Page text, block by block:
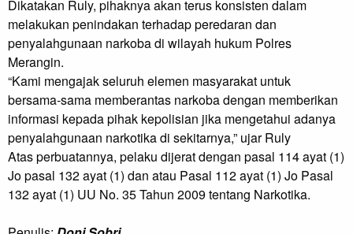
Dikatakan Ruly, pihaknya akan terus konsisten dalam
melakukan penindakan terhadap peredaran dan
penyalahgunaan narkoba di wilayah hukum Polres
Merangin.
“Kami mengajak seluruh elemen masyarakat untuk
bersama-sama memberantas narkoba dengan memberikan
informasi kepada pihak kepolisian jika mengetahui adanya
penyalahgunaan narkotika di sekitarnya,” ujar Ruly
Atas perbuatannya, pelaku dijerat dengan pasal 114 ayat (1)
Jo pasal 132 ayat (1) dan atau Pasal 112 ayat (1) Jo Pasal
132 ayat (1) UU No. 35 Tahun 2009 tentang Narkotika.